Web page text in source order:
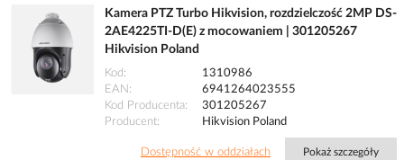
Kamera PTZ Turbo Hikvision, rozdzielczość 2MP DS-
2AE4225TI-D(E) z mocowaniem | 301205267
Hikvision Poland
Kod
1310986
EAN
6941264023555
Kod Producenta
301205267
Producent
Hikvision Poland
Dostępność w oddziałach Pokaż szczegóły